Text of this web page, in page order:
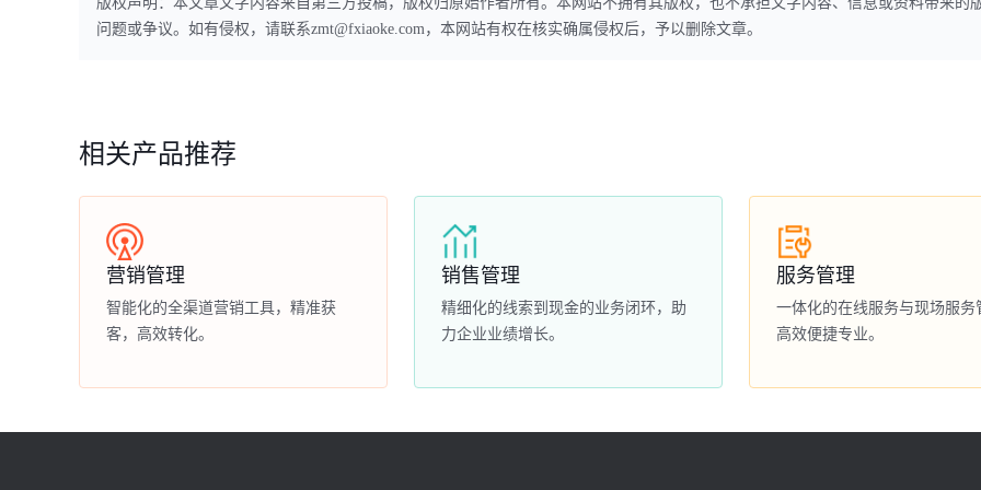
问题或争议。如有侵权，请联系zmt@fxiaoke.com，本网站有权在核实确属侵权后，予以删除文章。
相关产品推荐
营销管理
智能化的全渠道营销工具，精准获
客，高效转化。
销售管理
精细化的线索到现金的业务闭环，助
力企业业绩增长。
服务管理
一体化的在线服务与现场服务
高效便捷专业。